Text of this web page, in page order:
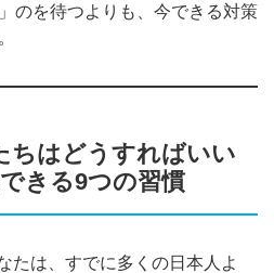
のを待つよりも、今できる対策
ちはどうすればいい
きる9つの習慣
たは、すでに多くの日本人よ